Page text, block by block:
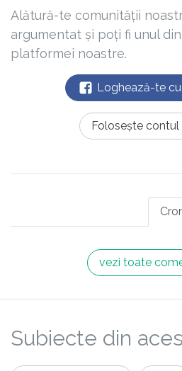
Alătură-te comunității
argumentat și poți fi unul
platformei noastre.
Loghează-te
Folosește contul
vezi toate
Subiecte din